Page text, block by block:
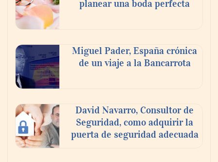
escogen
compromiso para el eclipse solar del 12 de
agosto
planear una boda perfecta
Miguel Pader, España crónica
de un viaje a la Bancarrota
David Navarro, Consultor de
Seguridad, como adquirir la
puerta de seguridad adecuada